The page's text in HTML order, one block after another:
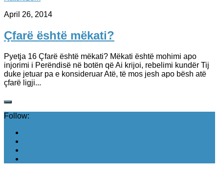
April 26, 2014
Çfarë është mëkati?
Pyetja 16 Çfarë është mëkati? Mëkati është mohimi apo
injorimi i Perëndisë në botën që Ai krijoi, rebelimi kundër Tij
duke jetuar pa e konsideruar Atë, të mos jesh apo bësh atë
çfarë ligji...
Follow: